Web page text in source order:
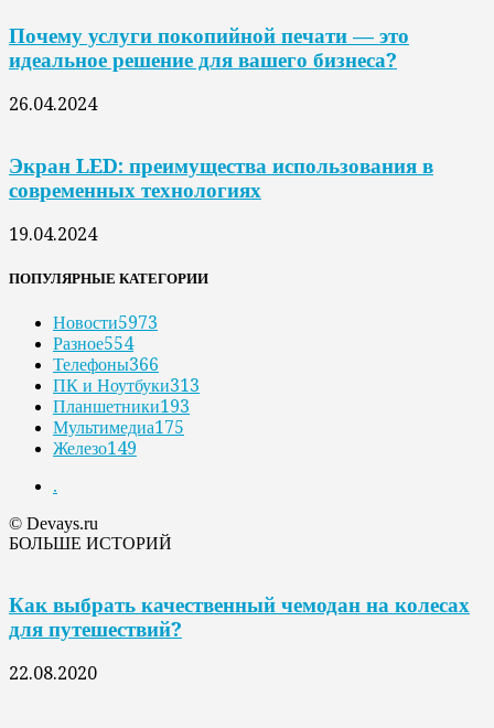
Почему услуги покопийной печати — это
идеальное решение для вашего бизнеса?
26.04.2024
Экран LED: преимущества использования в
современных технологиях
19.04.2024
ПОПУЛЯРНЫЕ КАТЕГОРИИ
Новости5973
Разное554
Телефоны366
ПК и Ноутбуки313
Планшетники193
Мультимедиа175
Железо149
.
© Devays.ru
БОЛЬШЕ ИСТОРИЙ
Как выбрать качественный чемодан на колесах
для путешествий?
22.08.2020